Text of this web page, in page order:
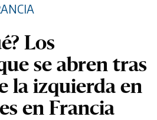
Los
se abren tras
la izquierda en
en Francia